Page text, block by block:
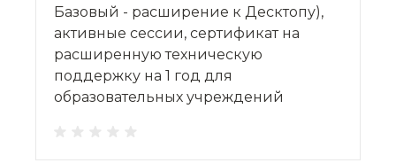
Базовый - расширение к Десктопу),
активные сессии, сертификат на
расширенную техническую
поддержку на 1 год для
образовательных учреждений